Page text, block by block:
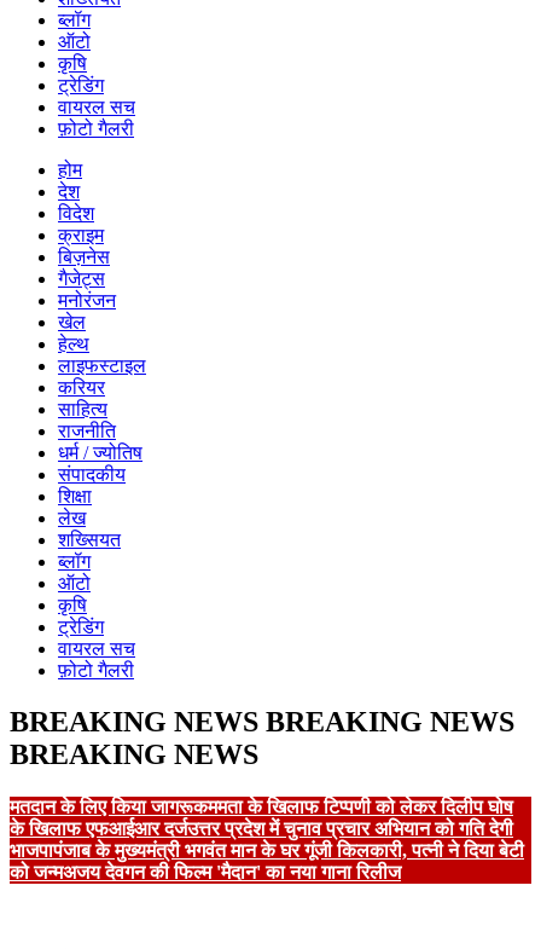
ब्लॉग
ऑटो
कृषि
ट्रेडिंग
वायरल सच
फ़ोटो गैलरी
होम
देश
विदेश
क्राइम
बिज़नेस
गैजेट्स
मनोरंजन
खेल
हेल्थ
लाइफस्टाइल
करियर
साहित्य
राजनीति
धर्म / ज्योतिष
संपादकीय
शिक्षा
लेख
शख्सियत
ब्लॉग
ऑटो
कृषि
ट्रेडिंग
वायरल सच
फ़ोटो गैलरी
BREAKING NEWS BREAKING NEWS
BREAKING NEWS
मतदान के लिए किया जागरूकममता के खिलाफ टिप्पणी को लेकर दिलीप घोष
के खिलाफ एफआईआर दर्जउत्तर प्रदेश में चुनाव प्रचार अभियान को गति देगी
भाजपापंजाब के मुख्यमंत्री भगवंत मान के घर गूंजी किलकारी, पत्नी ने दिया बेटी
को जन्मअजय देवगन की फिल्म 'मैदान' का नया गाना रिलीज